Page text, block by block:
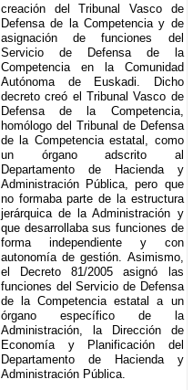
creación del Tribunal Vasco de
Defensa de la Competencia y de
asignación de funciones del
Servicio de Defensa de la
Competencia en la Comunidad
Autónoma de Euskadi. Dicho
decreto creó el Tribunal Vasco de
Defensa de la Competencia,
homólogo del Tribunal de Defensa
de la Competencia estatal, como
un órgano adscrito al
Departamento de Hacienda y
Administración Pública, pero que
no formaba parte de la estructura
jerárquica de la Administración y
que desarrollaba sus funciones de
forma independiente y con
autonomía de gestión. Asimismo,
el Decreto 81/2005 asignó las
funciones del Servicio de Defensa
de la Competencia estatal a un
órgano específico de la
Administración, la Dirección de
Economía y Planificación del
Departamento de Hacienda y
Administración Pública.